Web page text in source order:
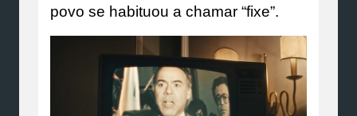
povo se habituou a chamar “fixe”.